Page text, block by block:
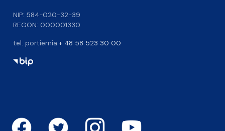
NIP: 584-020-32-39
REGON: 000001330
tel. portiernia:+ 48 58 523 30 00